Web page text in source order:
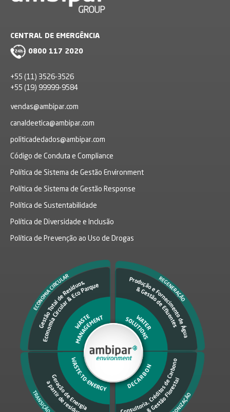
CENTRAL DE EMERGÊNCIA
0800 117 2020
+55 (11) 3526-3526
+55 (19) 99999-9584
vendas@ambipar.com
canaldeetica@ambipar.com
politicadedados@ambipar.com
Código de Conduta e Compliance
Política de Sistema de Gestão Environment
Política de Sistema de Gestão Response
Política de Sustentabilidade
Política de Diversidade e Inclusão
Política de Prevenção ao Uso de Drogas